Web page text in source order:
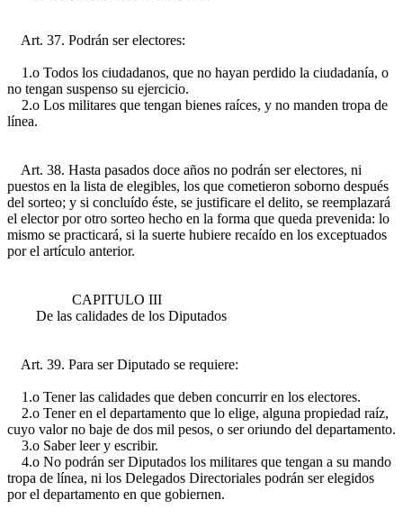
Art. 37. Podrán ser electores:
1.o Todos los ciudadanos, que no hayan perdido la ciudadanía, o
no tengan suspenso su ejercicio.
2.o Los militares que tengan bienes raíces, y no manden tropa de
línea.
Art. 38. Hasta pasados doce años no podrán ser electores, ni
puestos en la lista de elegibles, los que cometieron soborno después
del sorteo; y si concluído éste, se justificare el delito, se reemplazará
el elector por otro sorteo hecho en la forma que queda prevenida: lo
mismo se practicará, si la suerte hubiere recaído en los exceptuados
por el artículo anterior.
CAPITULO III
De las calidades de los Diputados
Art. 39. Para ser Diputado se requiere:
1.o Tener las calidades que deben concurrir en los electores.
2.o Tener en el departamento que lo elige, alguna propiedad raíz,
cuyo valor no baje de dos mil pesos, o ser oriundo del departamento.
3.o Saber leer y escribir.
4.o No podrán ser Diputados los militares que tengan a su mando
tropa de línea, ni los Delegados Directoriales podrán ser elegidos
por el departamento en que gobiernen.